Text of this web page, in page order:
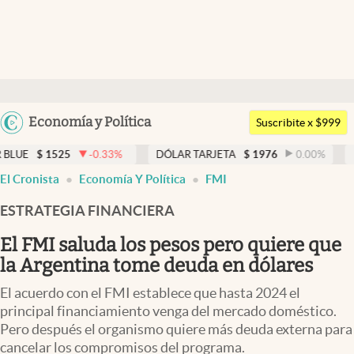
Argentina
Uruguay
Economía y Política
Members
Economía y Política
Finanzas y Mercados
Mercados Online
Negocios
Columnistas
Apertura
Suscribite x $999
-0.33% DÓLAR TARJETA $ 1976 0.00 % DÓLAR MEP
El Cronista Economía Y Política FMI
ESTRATEGIA FINANCIERA
El FMI saluda los pesos pero quiere que
la Argentina tome deuda en dólares
El acuerdo con el FMI establece que hasta 2024 el
principal financiamiento venga del mercado doméstico.
Pero después el organismo quiere más deuda externa para
cancelar los compromisos del programa.